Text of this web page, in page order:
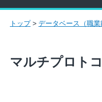
トップ> データベース（職業
マルチプロト